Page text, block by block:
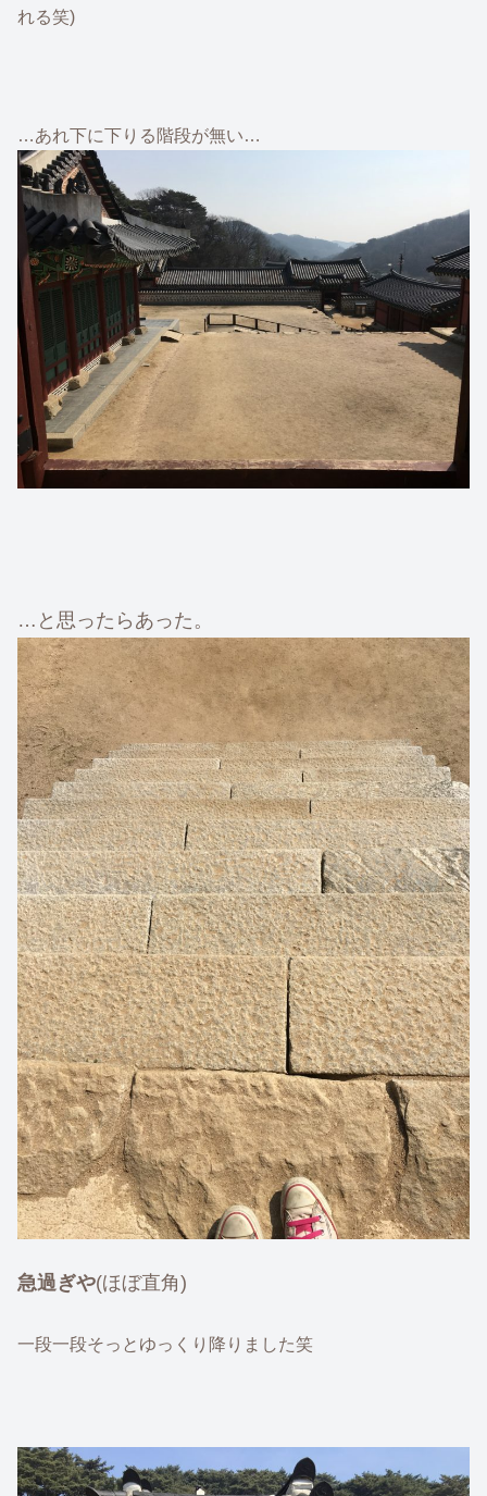
れる笑)
…あれ下に下りる階段が無い…
…と思ったらあった。
急過ぎや(ほぼ直角)
一段一段そっとゆっくり降りました笑